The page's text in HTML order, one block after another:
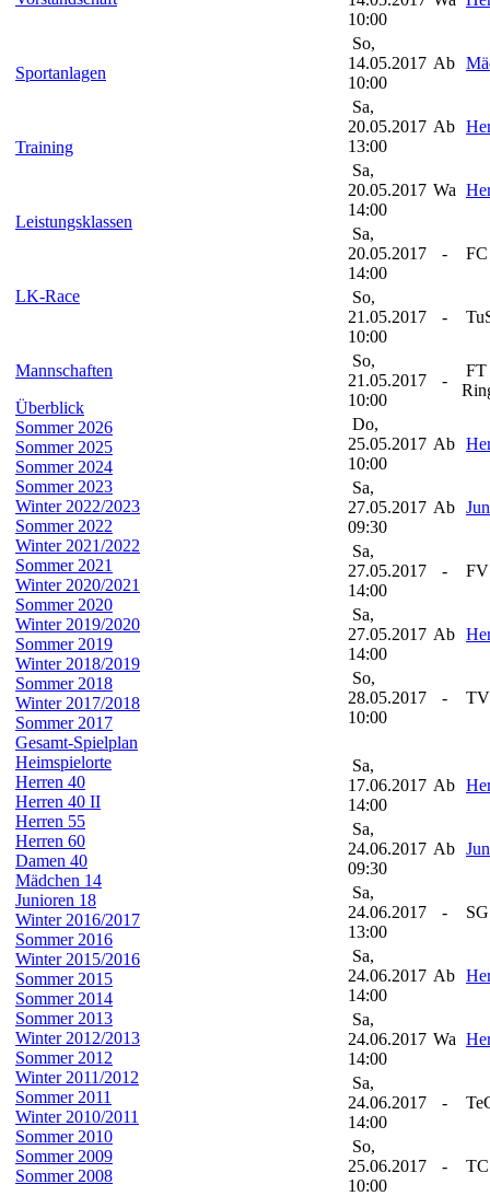
Sportanlagen
Training
Leistungsklassen
LK-Race
Mannschaften
Überblick
Sommer 2026
Sommer 2025
Sommer 2024
Sommer 2023
Winter 2022/2023
Sommer 2022
Winter 2021/2022
Sommer 2021
Winter 2020/2021
Sommer 2020
Winter 2019/2020
Sommer 2019
Winter 2018/2019
Sommer 2018
Winter 2017/2018
Sommer 2017
Gesamt-Spielplan
Heimspielorte
Herren 40
Herren 40 II
Herren 55
Herren 60
Damen 40
Mädchen 14
Junioren 18
Winter 2016/2017
Sommer 2016
Winter 2015/2016
Sommer 2015
Sommer 2014
Sommer 2013
Winter 2012/2013
Sommer 2012
Winter 2011/2012
Sommer 2011
Winter 2010/2011
Sommer 2010
Sommer 2009
Sommer 2008
10:00
So,
14.05.2017
10:00
Ab
Sa,
20.05.2017
13:00
Ab
Sa,
20.05.2017
14:00
Wa
Sa,
20.05.2017
14:00
-
So,
21.05.2017
10:00
-
So,
21.05.2017
10:00
-
FT
Do,
25.05.2017
10:00
Ab
Sa,
27.05.2017
09:30
Ab
Sa,
27.05.2017
14:00
- FV
Sa,
27.05.2017
14:00
Ab
So,
28.05.2017
10:00
-
Sa,
17.06.2017
14:00
Ab
Sa,
24.06.2017
09:30
Ab
Sa,
24.06.2017
13:00
-
Sa,
24.06.2017
14:00
Ab
Sa,
24.06.2017
14:00
Wa
Sa,
24.06.2017
14:00
-
So,
25.06.2017
10:00
-